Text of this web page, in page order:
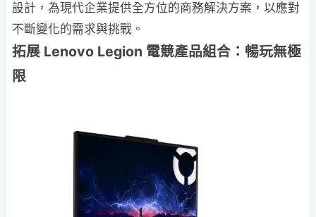
設計，為現代企業提供全方位的商務解決方案，以應對
不斷變化的需求與挑戰。
拓展 Lenovo Legion 電競產品組合：暢玩無極
限